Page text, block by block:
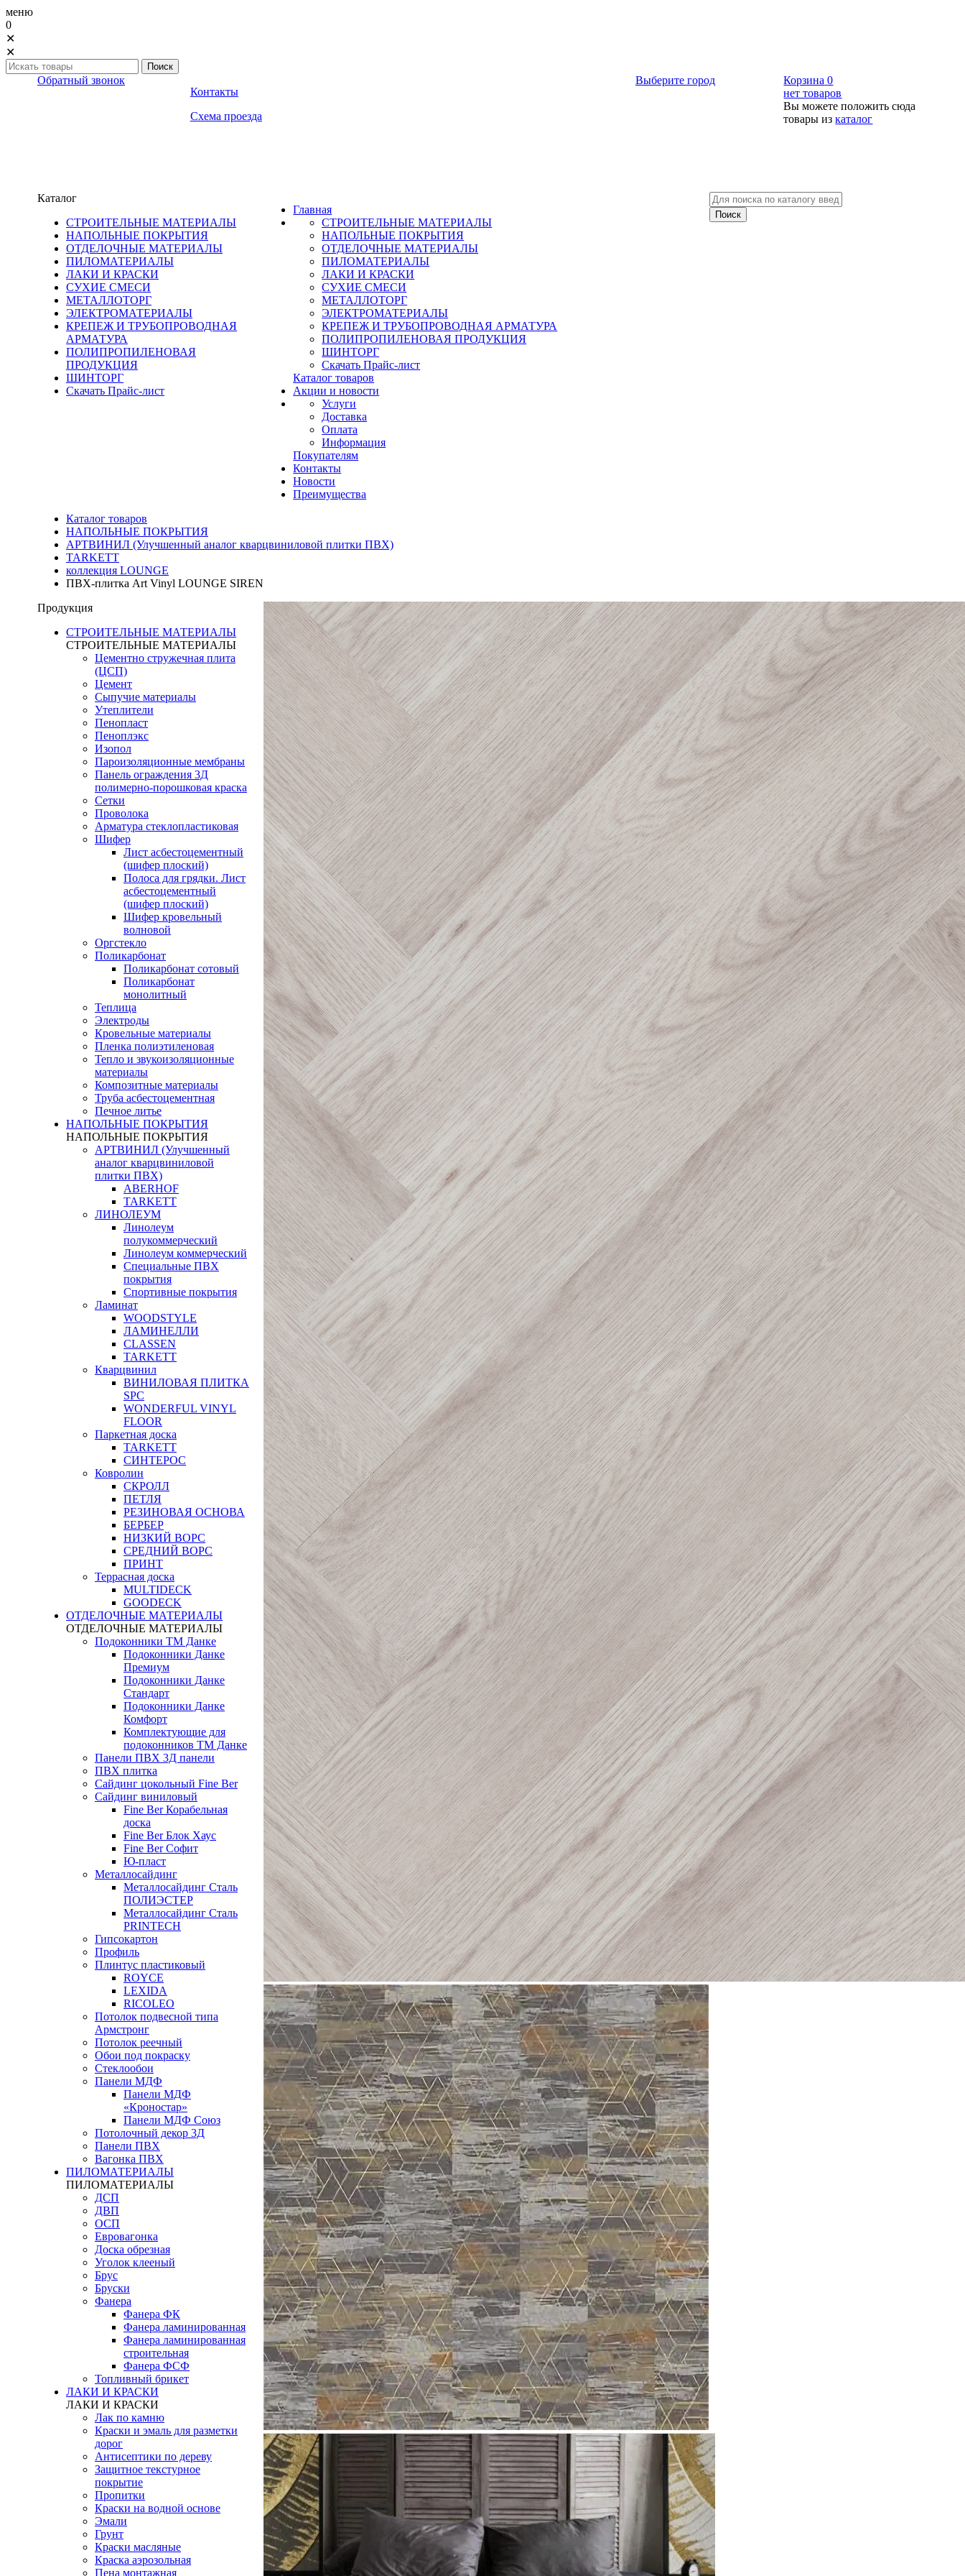
меню
0
✕
✕
Обратный звонок
Контакты
Схема проезда
Выберите город Корзина 0
нет товаров
Вы можете положить сюда
товары изкаталог
Каталог
СТРОИТЕЛЬНЫЕ МАТЕРИАЛЫ
НАПОЛЬНЫЕ ПОКРЫТИЯ
ОТДЕЛОЧНЫЕ МАТЕРИАЛЫ
ПИЛОМАТЕРИАЛЫ
ЛАКИ И КРАСКИ
СУХИЕ СМЕСИ
МЕТАЛЛОТОРГ
ЭЛЕКТРОМАТЕРИАЛЫ
КРЕПЕЖ И ТРУБОПРОВОДНАЯ
АРМАТУРА
ПОЛИПРОПИЛЕНОВАЯ
ПРОДУКЦИЯ
ШИНТОРГ
Скачать Прайс-лист
Главная
СТРОИТЕЛЬНЫЕ МАТЕРИАЛЫ
НАПОЛЬНЫЕ ПОКРЫТИЯ
ОТДЕЛОЧНЫЕ МАТЕРИАЛЫ
ПИЛОМАТЕРИАЛЫ
ЛАКИ И КРАСКИ
СУХИЕ СМЕСИ
МЕТАЛЛОТОРГ
ЭЛЕКТРОМАТЕРИАЛЫ
КРЕПЕЖ И ТРУБОПРОВОДНАЯ АРМАТУРА
ПОЛИПРОПИЛЕНОВАЯ ПРОДУКЦИЯ
ШИНТОРГ
Скачать Прайс-лист
Каталог товаров
Акции и новости
Услуги
Доставка
Оплата
Информация
Покупателям
Контакты
Новости
Преимущества
Каталог товаров
НАПОЛЬНЫЕ ПОКРЫТИЯ
АРТВИНИЛ (Улучшенный аналог кварцвиниловой плитки ПВХ)
TARKETT
коллекция LOUNGE
ПВХ-плитка Art Vinyl LOUNGE SIREN
Продукция
СТРОИТЕЛЬНЫЕ МАТЕРИАЛЫ
СТРОИТЕЛЬНЫЕ МАТЕРИАЛЫ
Цементно стружечная плита
(ЦСП)
Цемент
Сыпучие материалы
Утеплители
Пенопласт
Пеноплэкс
Изопол
Пароизоляционные мембраны
Панель ограждения 3Д
полимерно-порошковая краска
Сетки
Проволока
Арматура стеклопластиковая
Шифер
Лист асбестоцементный
(шифер плоский)
Полоса для грядки. Лист
асбестоцементный
(шифер плоский)
Шифер кровельный
волновой
Оргстекло
Поликарбонат
Поликарбонат сотовый
Поликарбонат
монолитный
Теплица
Электроды
Кровельные материалы
Пленка полиэтиленовая
Тепло и звукоизоляционные
материалы
Композитные материалы
Труба асбестоцементная
Печное литье
НАПОЛЬНЫЕ ПОКРЫТИЯ
НАПОЛЬНЫЕ ПОКРЫТИЯ
АРТВИНИЛ (Улучшенный
аналог кварцвиниловой
плитки ПВХ)
ABERHOF
TARKETT
ЛИНОЛЕУМ
Линолеум
полукоммерческий
Линолеум коммерческий
Специальные ПВХ
покрытия
Спортивные покрытия
Ламинат
WOODSTYLE
ЛАМИНЕЛЛИ
CLASSEN
TARKETT
Кварцвинил
ВИНИЛОВАЯ ПЛИТКА
SPC
WONDERFUL VINYL
FLOOR
Паркетная доска
TARKETT
СИНТЕРОС
Ковролин
СКРОЛЛ
ПЕТЛЯ
РЕЗИНОВАЯ ОСНОВА
БЕРБЕР
НИЗКИЙ ВОРС
СРЕДНИЙ ВОРС
ПРИНТ
Террасная доска
MULTIDECK
GOODECK
ОТДЕЛОЧНЫЕ МАТЕРИАЛЫ
ОТДЕЛОЧНЫЕ МАТЕРИАЛЫ
Подоконники ТМ Данке
Подоконники Данке
Премиум
Подоконники Данке
Стандарт
Подоконники Данке
Комфорт
Комплектующие для
подоконников ТМ Данке
Панели ПВХ 3Д панели
ПВХ плитка
Сайдинг цокольный Fine Ber
Сайдинг виниловый
Fine Ber Корабельная
доска
Fine Ber Блок Хаус
Fine Ber Софит
Ю-пласт
Металлосайдинг
Металлосайдинг Сталь
ПОЛИЭСТЕР
Металлосайдинг Сталь
PRINTECH
Гипсокартон
Профиль
Плинтус пластиковый
ROYCE
LEXIDA
RICOLEO
Потолок подвесной типа
Армстронг
Потолок реечный
Обои под покраску
Стеклообои
Панели МДФ
Панели МДФ
«Кроностар»
Панели МДФ Союз
Потолочный декор 3Д
Панели ПВХ
Вагонка ПВХ
ПИЛОМАТЕРИАЛЫ
ПИЛОМАТЕРИАЛЫ
ДСП
ДВП
ОСП
Евровагонка
Доска обрезная
Уголок клееный
Брус
Бруски
Фанера
Фанера ФК
Фанера ламинированная
Фанера ламинированная
строительная
Фанера ФСФ
Топливный брикет
ЛАКИ И КРАСКИ
ЛАКИ И КРАСКИ
Лак по камню
Краски и эмаль для разметки
дорог
Антисептики по дереву
Защитное текстурное
покрытие
Пропитки
Краски на водной основе
Эмали
Грунт
Краски масляные
Краска аэрозольная
Пена монтажная